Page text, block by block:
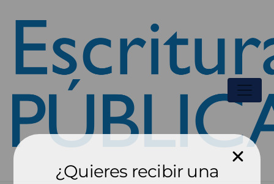
¿Quieres recibir una